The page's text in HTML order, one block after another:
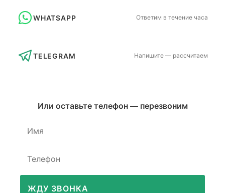
WHATSAPP Ответим в течение часа
TELEGRAM Напишите — рассчитаем
Или оставьте телефон — перезвоним
ЖДУ ЗВОНКА